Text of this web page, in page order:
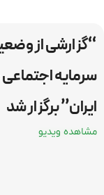
“گزارشی از
سرمایه
ایران” برگزار شد
مشاهده ویدیو